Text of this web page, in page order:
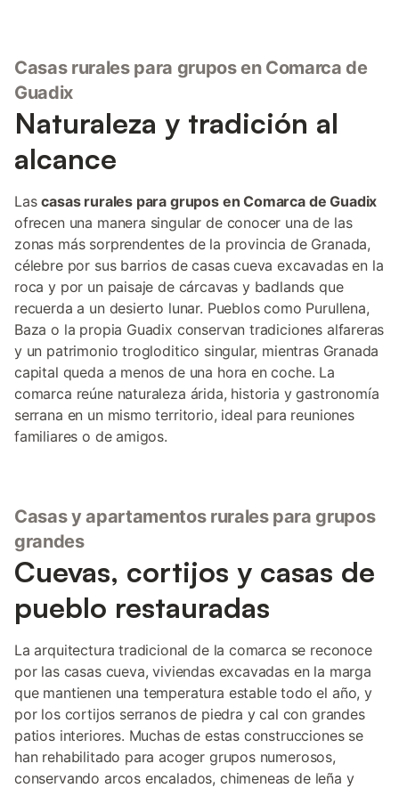
Casas rurales para grupos en Comarca de
Guadix
Naturaleza y tradición al
alcance
Lascasas rurales para grupos en Comarca de Guadix
ofrecen una manera singular de conocer una de las
zonas más sorprendentes de la provincia de Granada,
célebre por sus barrios de casas cueva excavadas en la
roca y por un paisaje de cárcavas y badlands que
recuerda a un desierto lunar. Pueblos como Purullena,
Baza o la propia Guadix conservan tradiciones alfareras
y un patrimonio trogloditico singular, mientras Granada
capital queda a menos de una hora en coche. La
comarca reúne naturaleza árida, historia y gastronomía
serrana en un mismo territorio, ideal para reuniones
familiares o de amigos.
Casas y apartamentos rurales para grupos
grandes
Cuevas, cortijos y casas de
pueblo restauradas
La arquitectura tradicional de la comarca se reconoce
por las casas cueva, viviendas excavadas en la marga
que mantienen una temperatura estable todo el año, y
por los cortijos serranos de piedra y cal con grandes
patios interiores. Muchas de estas construcciones se
han rehabilitado para acoger grupos numerosos,
conservando arcos encalados, chimeneas de leña y